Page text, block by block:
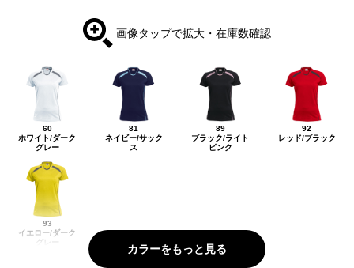
画像タップで拡大・在庫数確認
60
ホワイト/ダーク
グレー
81
ネイビー/サック
ス
89
ブラック/ライト
ピンク
92
レッド/ブラック
93
イエロー/ダーク
グレー